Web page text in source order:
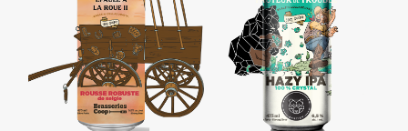
HORAIRE DES FÊTES
FERMÉ du 23 au 25 décembre
OUVERT 26 et 27 déc. de 11h à 22h
OUVERT 28 et 29 déc. de 09h à 22h
OUVERT 30 déc. de 11h à 22h
FERMÉ 31 déc. et 01 janvier